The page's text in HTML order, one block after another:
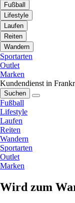
Fußball
Lifestyle
Laufen
Reiten
Wandern
Sportarten
Outlet
Marken
Kundendienst in
Suchen
Fußball
Lifestyle
Laufen
Reiten
Wandern
Sportarten
Outlet
Marken
Wird zum